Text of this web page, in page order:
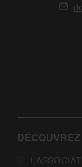
DÉCOUVREZ